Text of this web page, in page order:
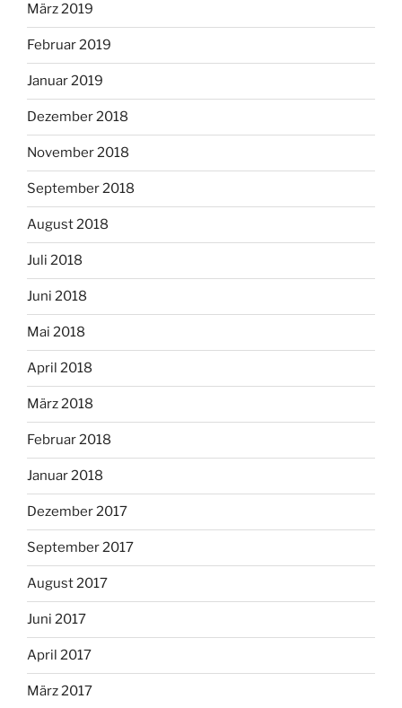
März 2019
Februar 2019
Januar 2019
Dezember 2018
November 2018
September 2018
August 2018
Juli 2018
Juni 2018
Mai 2018
April 2018
März 2018
Februar 2018
Januar 2018
Dezember 2017
September 2017
August 2017
Juni 2017
April 2017
März 2017